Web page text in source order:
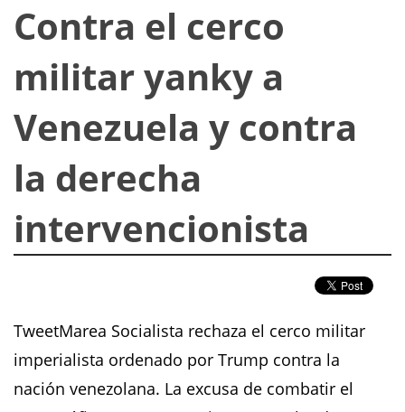
Contra el cerco
militar yanky a
Venezuela y contra
la derecha
intervencionista
TweetMarea Socialista rechaza el cerco militar
imperialista ordenado por Trump contra la
nación venezolana. La excusa de combatir el